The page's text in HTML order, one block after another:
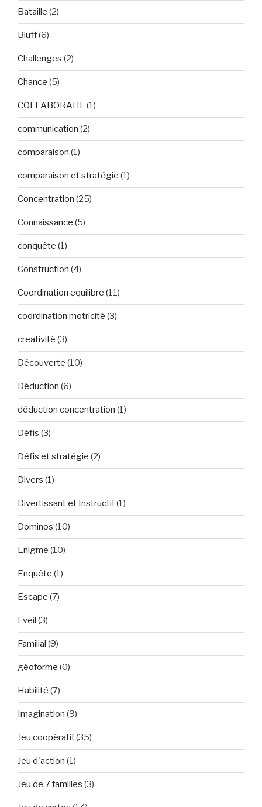
Bataille (2)
Bluff(6)
Challenges (2)
Chance (5)
COLLABORATIF(1)
communication (2)
comparaison (1)
comparaison et stratégie (1)
Concentration (25)
Connaissance (5)
conquête (1)
Construction (4)
Coordination equilibre (11)
coordination motricité (3)
creativité (3)
Découverte (10)
Déduction (6)
déduction concentration (1)
Défis (3)
Défis et stratégie (2)
Divers (1)
Divertissant et Instructif(1)
Dominos (10)
Enigme (10)
Enquête (1)
Escape (7)
Eveil (3)
Familial (9)
géoforme (0)
Habilité (7)
Imagination (9)
Jeu coopératif(35)
Jeu d'action (1)
Jeu de 7 familles (3)